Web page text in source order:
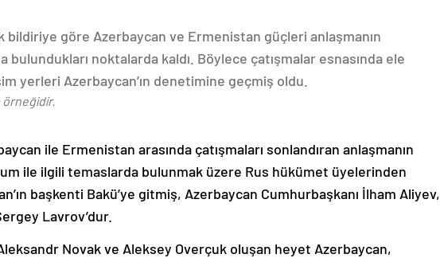
bildiriye göre Azerbaycan ve Ermenistan güçleri anlaşmanın
bulundukları noktalarda kaldı. Böylece çatışmalar esnasında ele
yerleri Azerbaycan’ın denetimine geçmiş oldu.
örneğidir.
ile Ermenistan arasında çatışmaları sonlandıran anlaşmanın
ile ilgili temaslarda bulunmak üzere Rus hükümet üyelerinden
başkenti Bakü’ye gitmiş, Azerbaycan Cumhurbaşkanı İlham Aliyev,
Lavrov’dur.
Aleksandr Novak ve Aleksey Overçuk oluşan heyet Azerbaycan,